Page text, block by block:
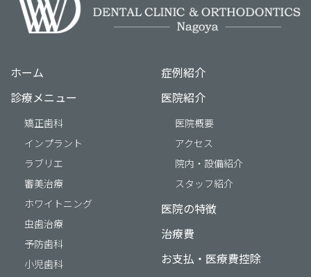
ホーム
診療メニュー
矯正歯科
インプラント
ラブリエ
審美治療
ホワイトニング
虫歯治療
予防歯科
小児歯科
症例紹介
医院紹介
医院概要
アクセス
院内・設備紹介
スタッフ紹介
医院の特徴
治療費
お支払・医療費控除